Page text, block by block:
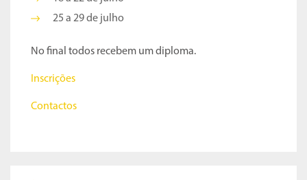
25 a 29 de julho
No final todos recebem um diploma.
Inscrições
Contactos